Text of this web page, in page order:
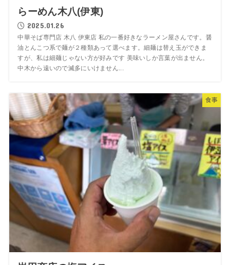
らーめん木八(伊東)
2025.01.26
中華そば専門店 木八 伊東店 私の一番好きなラーメン屋さんです。醤
油とんこつ系で麺が２種類あって選べます。細麺は替え玉ができま
すが、私は細麺じゃない方が好みです 美味いしか言葉が出ません。
中木から遠いので滅多にいけません...
食事